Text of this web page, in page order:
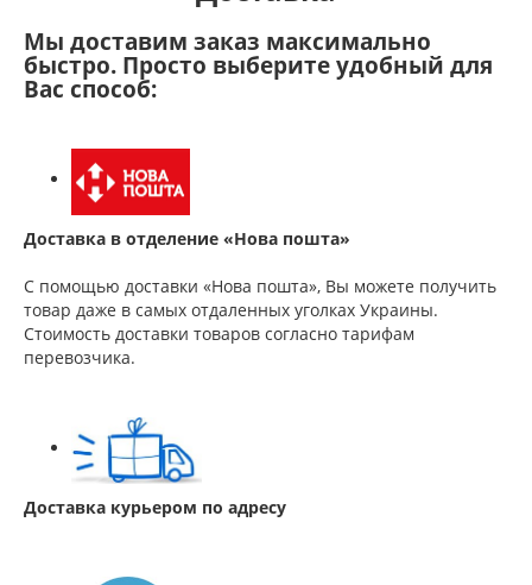
Мы доставим заказ максимально
быстро. Просто выберите удобный для
Вас способ:
Доставка в отделение «Нова пошта»
С помощью доставки «Нова пошта», Вы можете получить
товар даже в самых отдаленных уголках Украины.
Стоимость доставки товаров согласно тарифам
перевозчика.
Доставка курьером по адресу